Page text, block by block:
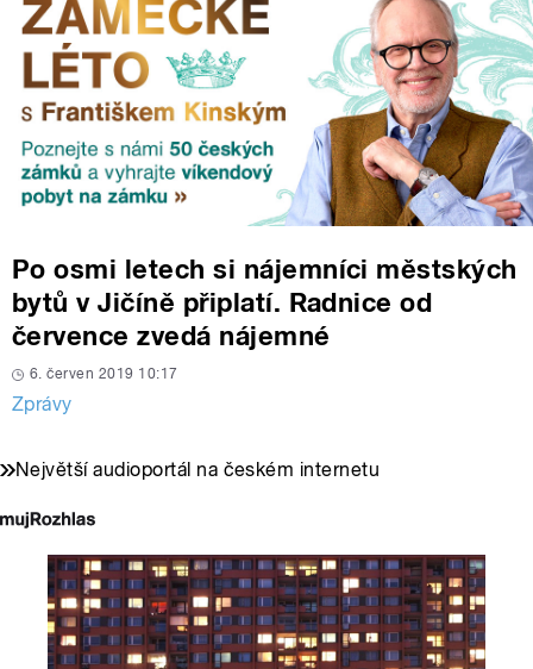
Po osmi letech si nájemníci městských
bytů v Jičíně připlatí. Radnice od
července zvedá nájemné
6. červen 2019 10:17
Zprávy
Největší audioportál na českém internetu